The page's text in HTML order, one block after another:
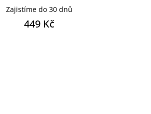
Zajistíme do 30 dnů
449 Kč